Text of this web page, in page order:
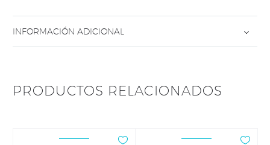
INFORMACIÓN ADICIONAL
PRODUCTOS RELACIONADOS